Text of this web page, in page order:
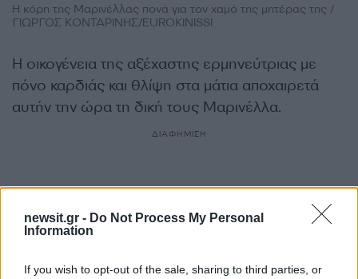
newsit.gr - Do Not Process My Personal
Information
If you wish to opt-out of the sale, sharing to third parties, or
Η κόρη της Μαρινέλλας πονά για τον χαμό της μητέρας της /
ΓΙΩΡΓΟΣ ΚΟΝΤΑΡΙΝΗΣ/EUROKINISSI
Η οικογένεια της αξέχαστης ερμηνεύτριας με
πόνο καρδιάς και θλίψη στα μάτια αποχαιρετά
αυτήν την ώρα τη δική τους Μαρινέλλα.
ΔΙΑΦΗΜΙΣΗ